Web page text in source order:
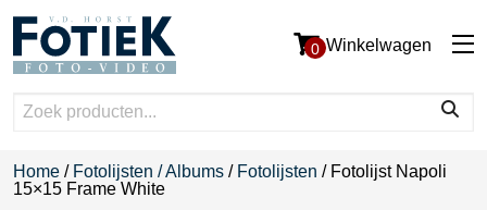
0 Winkelwagen
Home / Fotolijsten / Albums / Fotolijsten / Fotolijst Napoli
15×15 Frame White